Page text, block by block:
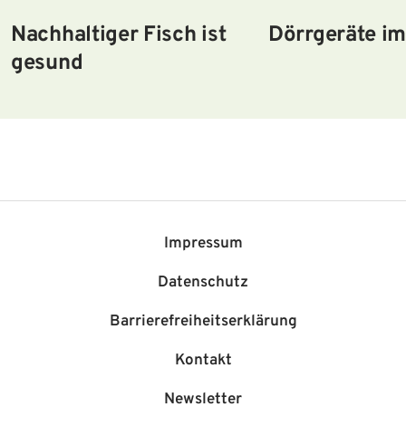
Nachhaltiger Fisch ist
gesund
Dörrgeräte
Impressum
Datenschutz
Barriere­freiheits­erklärung
Kontakt
Newsletter